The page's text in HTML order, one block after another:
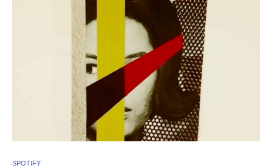
SPOTIFY